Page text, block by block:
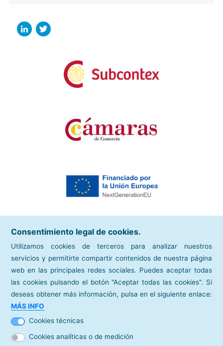
LinkedIn
sitios de interés
Cámara de Comercio de España
directorios
Consentimiento legal de cookies.
Utilizamos cookies de terceros para analizar nuestros
servicios y permitirte compartir contenidos de nuestra página
web en las principales redes sociales. Puedes aceptar todas
las cookies pulsando el botón "Aceptar todas las cookies". Si
deseas obtener más información, pulsa en el siguiente enlace:
MÁS INFO
Cookies técnicas
Cookies analíticas o de medición